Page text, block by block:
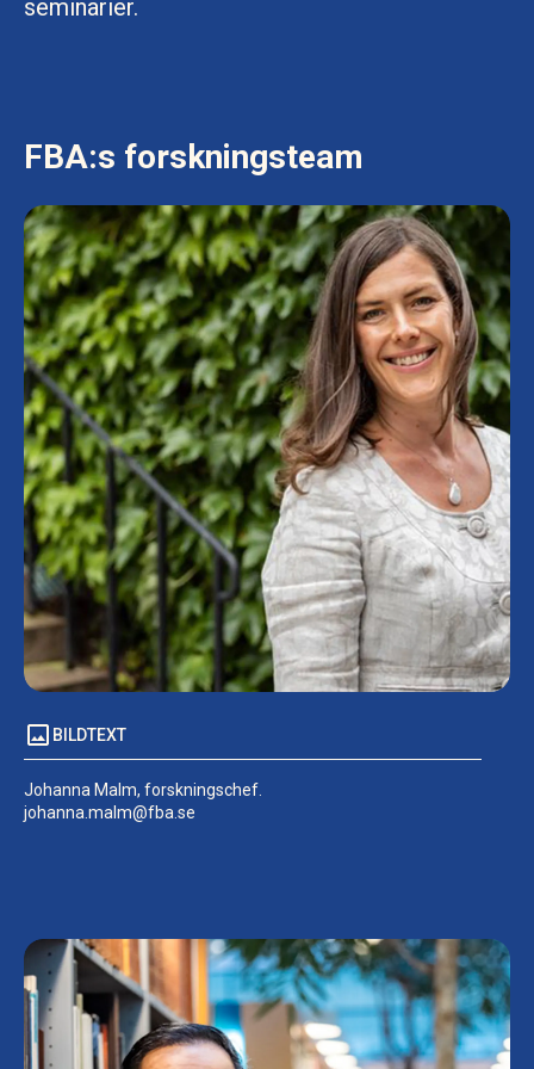
seminarier.
FBA:s forskningsteam
BILDTEXT
Johanna Malm, forskningschef.
johanna.malm@fba.se